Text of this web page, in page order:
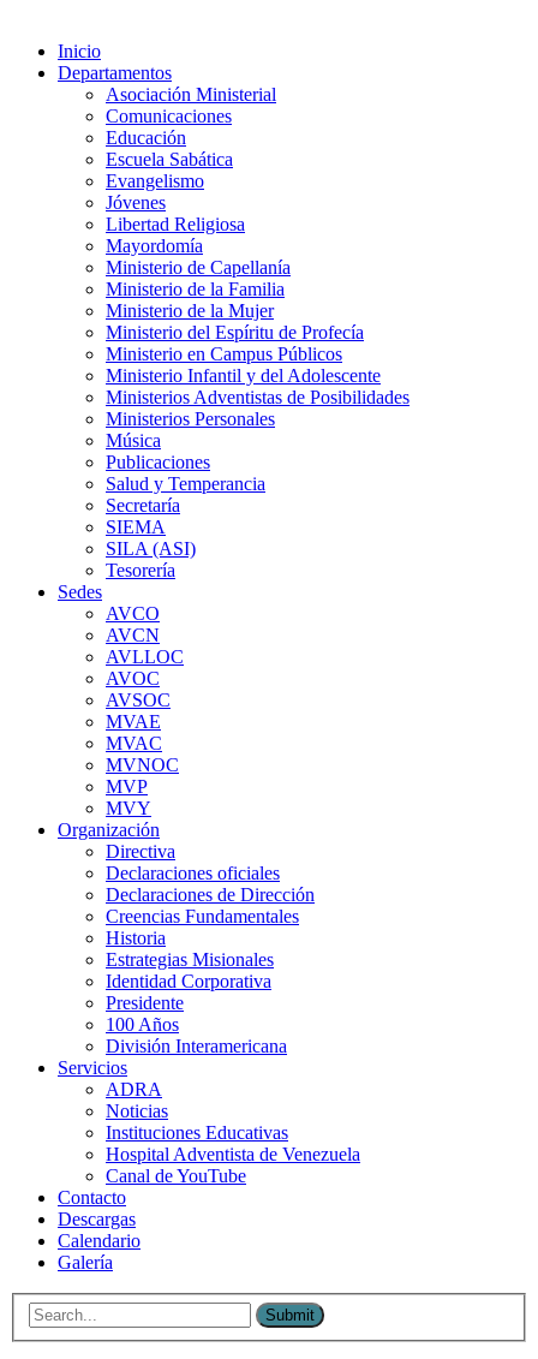
Inicio
Departamentos
Asociación Ministerial
Comunicaciones
Educación
Escuela Sabática
Evangelismo
Jóvenes
Libertad Religiosa
Mayordomía
Ministerio de Capellanía
Ministerio de la Familia
Ministerio de la Mujer
Ministerio del Espíritu de Profecía
Ministerio en Campus Públicos
Ministerio Infantil y del Adolescente
Ministerios Adventistas de Posibilidades
Ministerios Personales
Música
Publicaciones
Salud y Temperancia
Secretaría
SIEMA
SILA (ASI)
Tesorería
Sedes
AVCO
AVCN
AVLLOC
AVOC
AVSOC
MVAE
MVAC
MVNOC
MVP
MVY
Organización
Directiva
Declaraciones oficiales
Declaraciones de Dirección
Creencias Fundamentales
Historia
Estrategias Misionales
Identidad Corporativa
Presidente
100 Años
División Interamericana
Servicios
ADRA
Noticias
Instituciones Educativas
Hospital Adventista de Venezuela
Canal de YouTube
Contacto
Descargas
Calendario
Galería
Submit